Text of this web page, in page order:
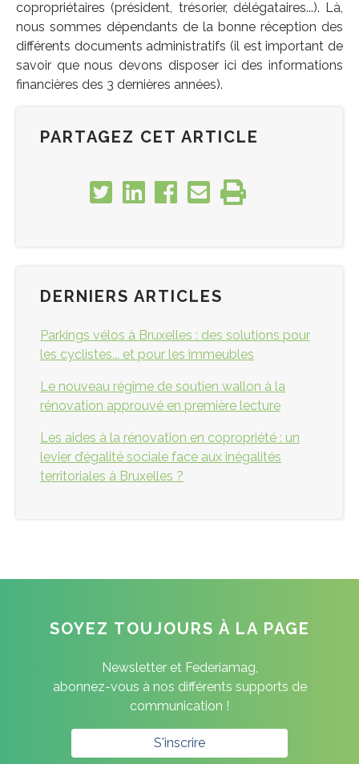
copropriétaires (président, trésorier, délégataires...). Là,
nous sommes dépendants de la bonne réception des
différents documents administratifs (il est important de
savoir que nous devons disposer ici des informations
financières des 3 dernières années).
PARTAGEZ CET ARTICLE
DERNIERS ARTICLES
Parkings vélos à Bruxelles : des solutions pour
les cyclistes... et pour les immeubles
Le nouveau régime de soutien wallon à la
rénovation approuvé en première lecture
Les aides à la rénovation en copropriété : un
levier d’égalité sociale face aux inégalités
territoriales à Bruxelles ?
SOYEZ TOUJOURS À LA PAGE
Newsletter et Federiamag,
abonnez-vous à nos différents supports de
communication !
S'inscrire